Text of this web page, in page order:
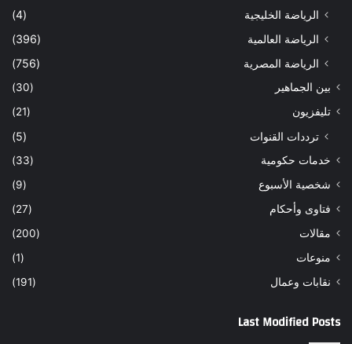
الرياضة الخليجية
(4)
الرياضة العالمية
(396)
الرياضة المصرية
(756)
بين الجماهير
(30)
تليفزيون
(21)
ترددات القنوات (5)
خدمات حكومية
(33)
شخصية الأسبوع
(9)
فتاوى وأحكام
(27)
مقالات
(200)
منوعات
(1)
نقابات وعمال
(191)
Last Modified Posts